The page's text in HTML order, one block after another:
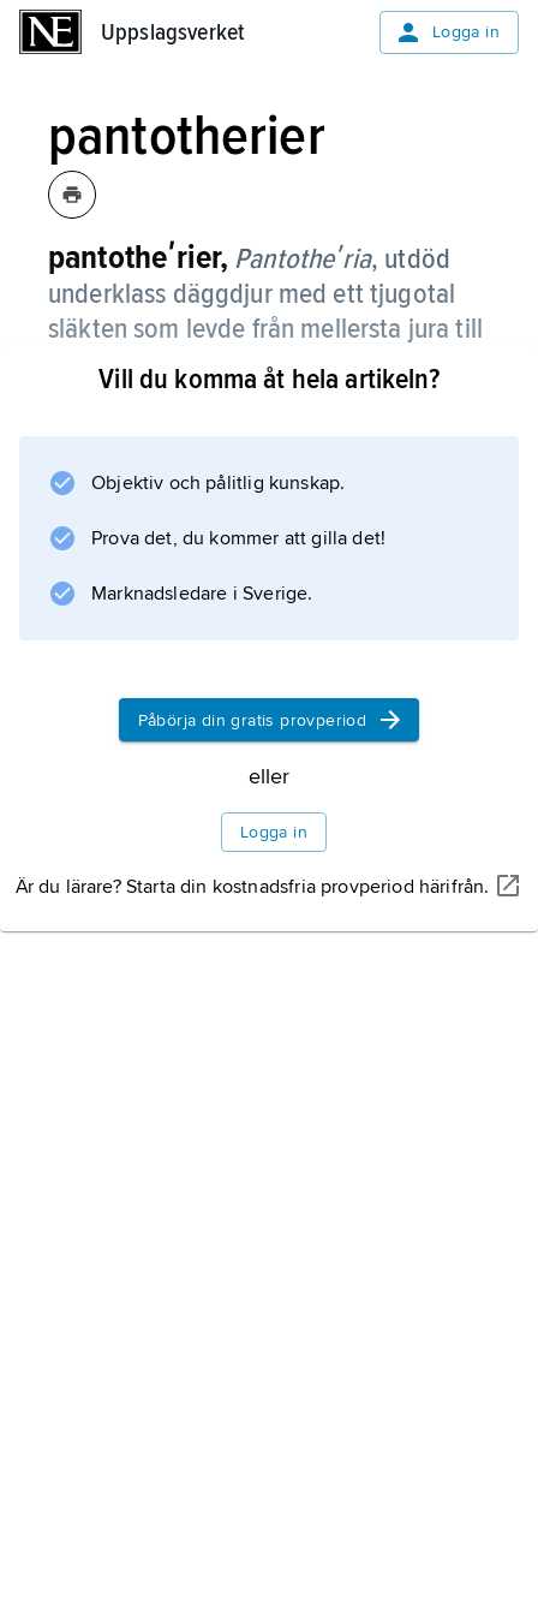
Uppslagsverket Logga in
pantotherier
pantotheʹrier, Pantotheʹria, utdöd
underklass däggdjur med ett tjugotal
släkten som levde från mellersta jura till
mellersta krita (för ca 170–110 miljoner
år sedan).
Nordamerika och Centralasien. Det är oklart
innefattar den förfäderna till både pungdjur
och placentadäggdjur.
Information om artikeln
Vill du komma åt hela artikeln?
Objektiv och pålitlig kunskap.
Prova det, du kommer att gilla det!
Marknadsledare i Sverige.
Påbörja din gratis provperiod
eller
Logga in
Är du lärare? Starta din kostnadsfria provperiod härifrån.